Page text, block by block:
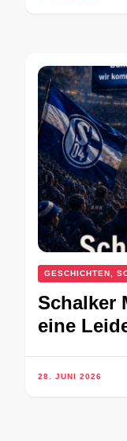
GESCHICHTEN,
Schalker
eine
28. JUNI 2026